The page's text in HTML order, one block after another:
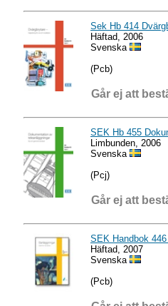
Sek Hb 414
Häftad, 2006
Svenska
(Pcb)
Går ej att
SEK Hb 455
Limbunden, 2006
Svenska
(Pcj)
Går ej att
SEK Handbok
Häftad, 2007
Svenska
(Pcb)